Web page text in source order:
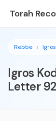
Torah
Rebbe
Igros
Letter